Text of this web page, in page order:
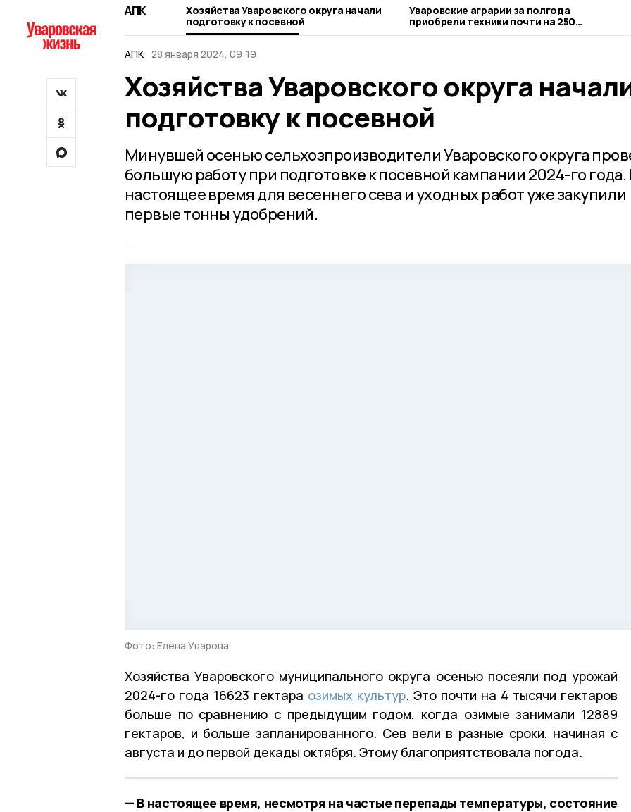
АПК
Хозяйства Уваровского округа начали
подготовку к посевной
Уваровские аграрии за полгода
приобрели техники почти на 250
миллионов рублей
АПК 28 января 2024, 09:19
Хозяйства Уваровского округа
подготовку к посевной
Минувшей осенью сельхозпроизводители Уваровского округа
большую работу при подготовке к посевной кампании 2024-го года.
настоящее время для весеннего сева и уходных работ уже закупили
первые тонны удобрений.
Фото: Елена Уварова
Хозяйства Уваровского муниципального округа осенью посеяли под урожай
2024-го года 16623 гектара озимых культур. Это почти на 4 тысячи гектаров
больше по сравнению с предыдущим годом, когда озимые занимали 12889
гектаров, и больше запланированного. Сев вели в разные сроки, начиная с
августа и до первой декады октября. Этому благоприятствовала погода.
— В настоящее время, несмотря на частые перепады температуры, состояние